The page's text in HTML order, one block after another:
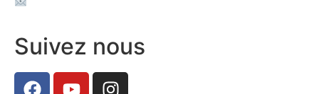
Suivez nous